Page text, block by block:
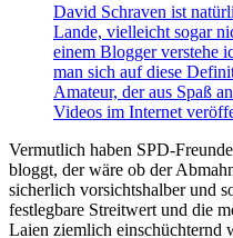
David Schraven ist
Lande, vielleicht sogar
einem Blogger verstehe
man sich auf diese
Amateur, der aus Spaß
Videos im Internet
Vermutlich haben SPD-
bloggt, der wäre ob der
sicherlich vorsichtshalber und
festlegbare Streitwert und die
Laien ziemlich einschüchternd